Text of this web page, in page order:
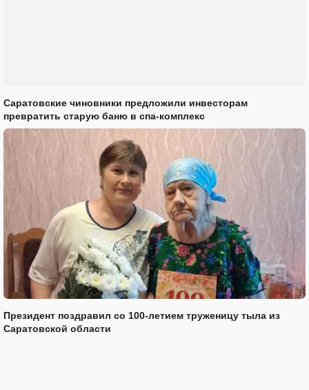
Саратовские чиновники предложили инвесторам
превратить старую баню в спа-комплекс
Президент поздравил со 100-летием труженицу тыла из
Саратовской области